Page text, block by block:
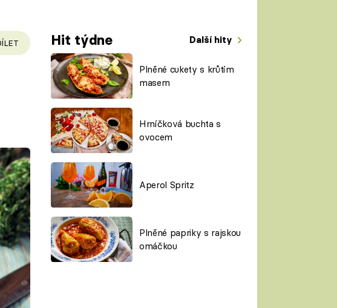
ČASOPISHit týdne Další hity
Plněné cukety s krůtím
masem
Hrníčková buchta s
ovocem
Aperol Spritz
Plněné papriky s rajskou
omáčkou